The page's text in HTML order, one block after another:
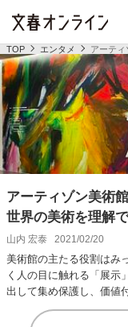
TOP エンタメ アーテ
アーティゾン美術
世界の美術を理解
山内 宏泰 2021/02/20
美術館の主たる役割はみ
く人の目に触れる「展示
出して集め保護し、価値
機能だって、同じ…